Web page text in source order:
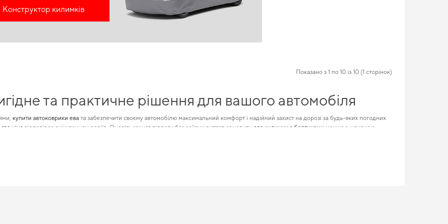
Конструктор килимків
Показано з 1 по 10 із 10 (1 сторінок)
та практичне рішення для вашого автомобіля
купити автоковрики ева та забезпечити своєму автомобілю максимальний комфорт і надійний захист на дорозі за будь-яких погодних
ціна відповідає очікуванням водіїв. Оновіть захист підлоги без зайвих витрат, замовити ева килимки з бортиками можна з швидкою
ідеально підходять для певної марки автомобіля та призначені для